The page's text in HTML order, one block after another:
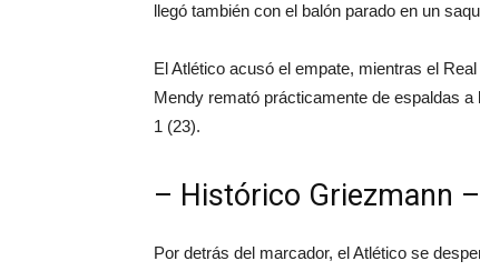
llegó también con el balón parado en un
El Atlético acusó el empate, mientras el
Mendy remató prácticamente de espaldas
1 (23).
– Histórico Griezmann –
Por detrás del marcador, el Atlético se